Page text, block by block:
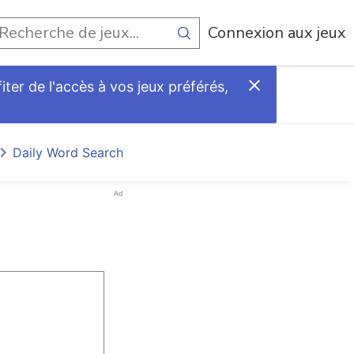
Connexion aux jeux
de l'accès à vos jeux préférés,
Daily Word Search
Ad